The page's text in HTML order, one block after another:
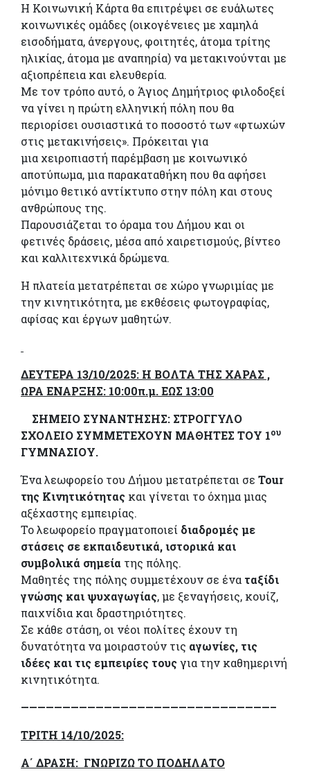
Η Κοινωνική Κάρτα θα επιτρέψει σε ευάλωτες
κοινωνικές ομάδες (οικογένειες με χαμηλά
εισοδήματα, άνεργους, φοιτητές, άτομα τρίτης
ηλικίας, άτομα με αναπηρία) να μετακινούνται με
αξιοπρέπεια και ελευθερία.
Με τον τρόπο αυτό, ο Άγιος Δημήτριος φιλοδοξεί
να γίνει η πρώτη ελληνική πόλη που θα
περιορίσει ουσιαστικά το ποσοστό των «φτωχών
στις μετακινήσεις». Πρόκειται για
μια χειροπιαστή παρέμβαση με κοινωνικό
αποτύπωμα, μια παρακαταθήκη που θα αφήσει
μόνιμο θετικό αντίκτυπο στην πόλη και στους
ανθρώπους της.
Παρουσιάζεται το όραμα του Δήμου και οι
φετινές δράσεις, μέσα από χαιρετισμούς, βίντεο
και καλλιτεχνικά δρώμενα.
Η πλατεία μετατρέπεται σε χώρο γνωριμίας με
την κινητικότητα, με εκθέσεις φωτογραφίας,
αφίσας και έργων μαθητών.
ΔΕΥΤΕΡΑ 13/10/2025: Η ΒΟΛΤΑ ΤΗΣ ΧΑΡΑΣ ,
ΩΡΑ ΕΝΑΡΞΗΣ: 10:00π.μ. ΕΩΣ 13:00
ΣΗΜΕΙΟ ΣΥΝΑΝΤΗΣΗΣ: ΣΤΡΟΓΓΥΛΟ
ΣΧΟΛΕΙΟ ΣΥΜΜΕΤΕΧΟΥΝ ΜΑΘΗΤΕΣ ΤΟΥ 1ου
ΓΥΜΝΑΣΙΟΥ.
Ένα λεωφορείο του Δήμου μετατρέπεται σε Tour
της Κινητικότητας και γίνεται το όχημα μιας
αξέχαστης εμπειρίας.
Το λεωφορείο πραγματοποιεί διαδρομές με
στάσεις σε εκπαιδευτικά, ιστορικά και
συμβολικά σημεία της πόλης.
Μαθητές της πόλης συμμετέχουν σε ένα ταξίδι
γνώσης και ψυχαγωγίας, με ξεναγήσεις, κουίζ,
παιχνίδια και δραστηριότητες.
Σε κάθε στάση, οι νέοι πολίτες έχουν τη
δυνατότητα να μοιραστούν τις αγωνίες, τις
ιδέες και τις εμπειρίες τουςγια την καθημερινή
κινητικότητα.
——————————————————————————————–
ΤΡΙΤΗ 14/10/2025:
Α΄ ΔΡΑΣΗ: ΓΝΩΡΙΖΩ ΤΟ ΠΟΔΗΛΑΤΟ